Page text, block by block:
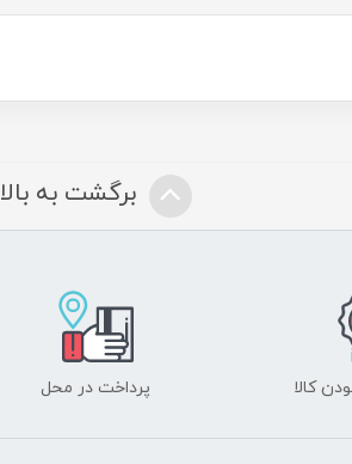
برگشت به بالا
کالا پرداخت در محل